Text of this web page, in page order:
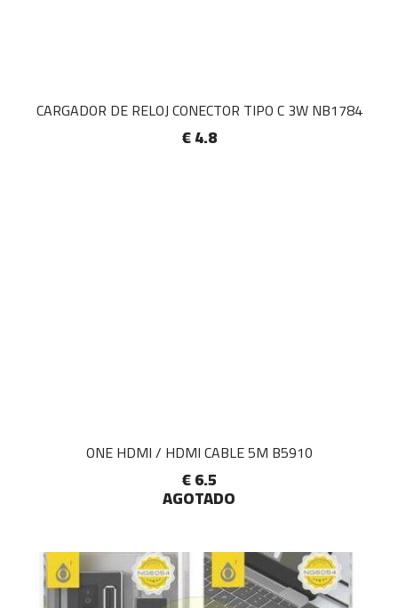
CARGADOR DE RELOJ CONECTOR TIPO C 3W NB1784
€ 4.8
ONE HDMI / HDMI CABLE 5M B5910
€ 6.5
AGOTADO